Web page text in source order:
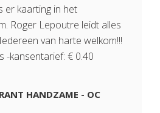
er kaarting in het
Roger Lepoutre leidt alles
van harte welkom!!!
-kansentarief: € 0.40
HANDZAME - OC